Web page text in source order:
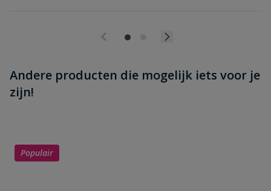
Andere producten die mogelijk iets voor je
zijn!
Populair